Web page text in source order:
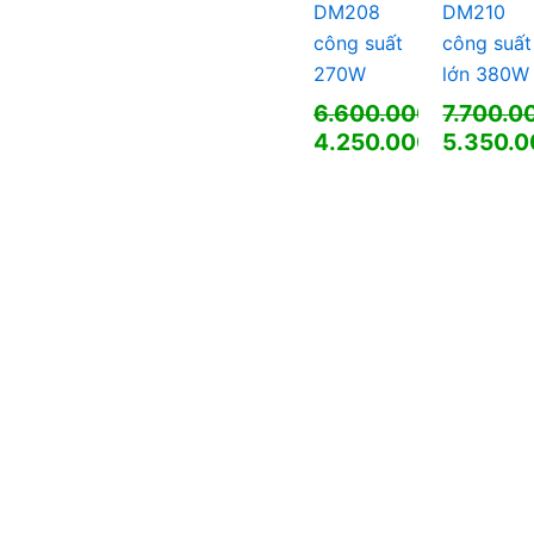
DM208
công suất
270W
6.600.000
₫
Giá
4.250.000
₫
DM210
công suất
lớn 380W
Giá